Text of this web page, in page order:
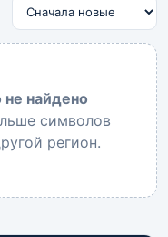
не найдено
символов
регион.